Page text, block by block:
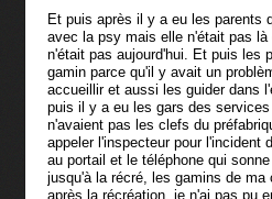
Et puis après il y a eu les parents
avec la psy mais elle n'était pas
n'était pas aujourd'hui. Et puis les
gamin parce qu'il y avait un
accueillir et aussi les guider dans
puis il y a eu les gars des
n'avaient pas les clefs du
appeler l'inspecteur pour l'incident
au portail et le téléphone qui
jusqu'à la récré, les gamins de
après la récréation, je n'ai pas pu